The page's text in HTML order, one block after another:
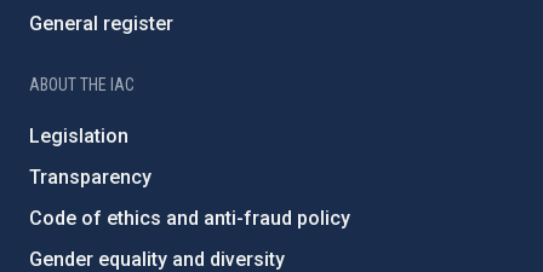
General register
ABOUT THE IAC
Legislation
Transparency
Code of ethics and anti-fraud policy
Gender equality and diversity